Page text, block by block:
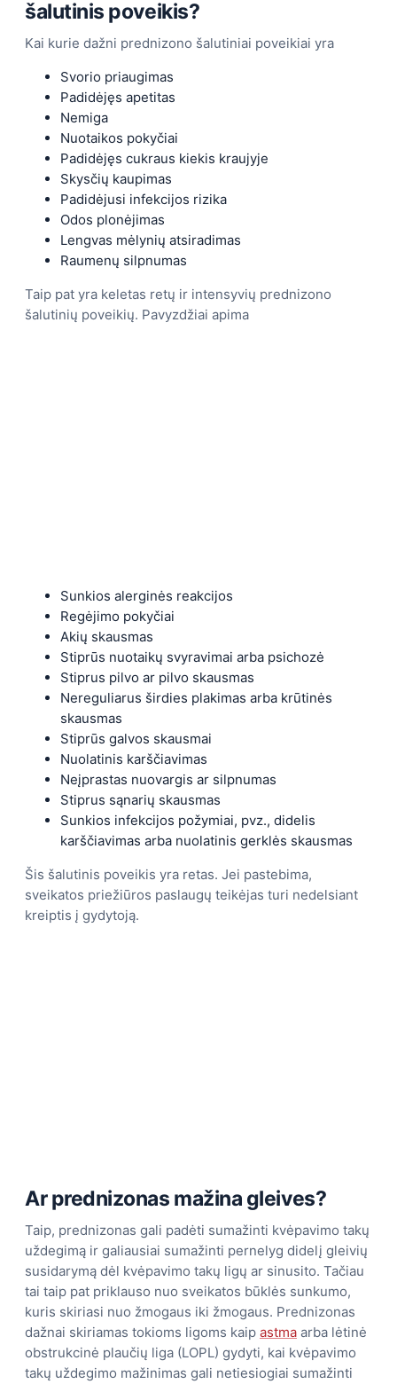
šalutinis poveikis?
Kai kurie dažni prednizono šalutiniai poveikiai yra
Svorio priaugimas
Padidėjęs apetitas
Nemiga
Nuotaikos pokyčiai
Padidėjęs cukraus kiekis kraujyje
Skysčių kaupimas
Padidėjusi infekcijos rizika
Odos plonėjimas
Lengvas mėlynių atsiradimas
Raumenų silpnumas
Taip pat yra keletas retų ir intensyvių prednizono
šalutinių poveikių. Pavyzdžiai apima
Sunkios alerginės reakcijos
Regėjimo pokyčiai
Akių skausmas
Stiprūs nuotaikų svyravimai arba psichozė
Stiprus pilvo ar pilvo skausmas
Nereguliarus širdies plakimas arba krūtinės
skausmas
Stiprūs galvos skausmai
Nuolatinis karščiavimas
Neįprastas nuovargis ar silpnumas
Stiprus sąnarių skausmas
Sunkios infekcijos požymiai, pvz., didelis
karščiavimas arba nuolatinis gerklės skausmas
Šis šalutinis poveikis yra retas. Jei pastebima,
sveikatos priežiūros paslaugų teikėjas turi nedelsiant
kreiptis į gydytoją.
Ar prednizonas mažina gleives?
Taip, prednizonas gali padėti sumažinti kvėpavimo takų
uždegimą ir galiausiai sumažinti pernelyg didelį gleivių
susidarymą dėl kvėpavimo takų ligų ar sinusito. Tačiau
tai taip pat priklauso nuo sveikatos būklės sunkumo,
kuris skiriasi nuo žmogaus iki žmogaus. Prednizonas
dažnai skiriamas tokioms ligoms kaip astma arba lėtinė
obstrukcinė plaučių liga (LOPL) gydyti, kai kvėpavimo
takų uždegimo mažinimas gali netiesiogiai sumažinti